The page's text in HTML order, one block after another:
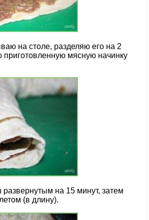
на столе, разделяю его на 2
мясную начинку
на 15 минут, затем
(в длину).